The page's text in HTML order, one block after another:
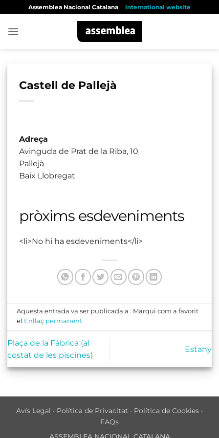
content
Assemblea Nacional Catalana International website
Castell de Pallejà
Adreça
Avinguda de Prat de la Riba, 10
Pallejà
Baix Llobregat
pròxims esdeveniments
<li>No hi ha esdeveniments</li>
Aquesta entrada va ser publicada a . Marqui com a favorit
el Enllaç permanent.
Plaça de la Fàbrica (al
costat de les piscines)
Estany
Avís Legal · Política de Privacitat · Política de Cookies ·
FAQs